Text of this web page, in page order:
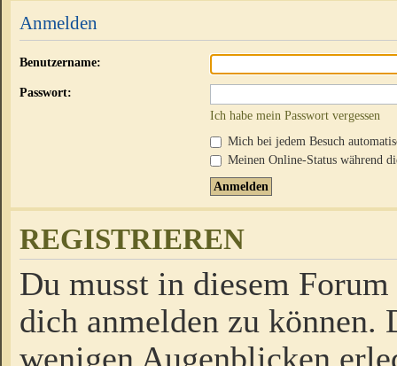
Anmelden
Benutzername:
Passwort:
Ich habe mein Passwort vergessen
Mich bei jedem Besuch
Meinen Online-Status während
REGISTRIEREN
Du musst in diesem
dich anmelden zu
wenigen Augenblicken